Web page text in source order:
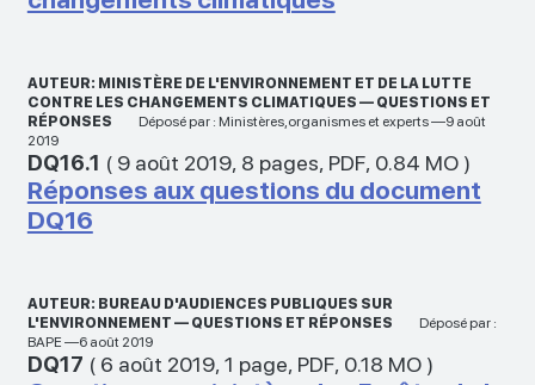
AUTEUR: MINISTÈRE DE L'ENVIRONNEMENT ET DE LA LUTTE
CONTRE LES CHANGEMENTS CLIMATIQUES — QUESTIONS ET
RÉPONSES
Déposé par : Ministères,organismes et experts —9 août
2019
DQ16.1 ( 9 août 2019, 8 pages, PDF, 0.84 MO)
Réponses aux questions du document
DQ16
AUTEUR: BUREAU D'AUDIENCES PUBLIQUES SUR
L'ENVIRONNEMENT — QUESTIONS ET RÉPONSES
Déposé par :
BAPE —6 août 2019
DQ17 ( 6 août 2019, 1 page, PDF, 0.18 MO)